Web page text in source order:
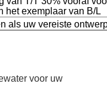
het exemplaar van B/L
als uw vereiste
voor uw